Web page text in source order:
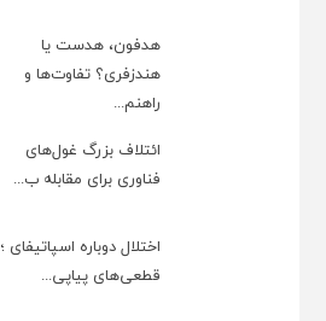
هدفون، هدست یا
هندزفری؟ تفاوت‌ها و
راهنم...
ائتلاف بزرگ غول‌های
فناوری برای مقابله ب...
اختلال دوباره اسپاتیفای ؛
قطعی‌های پیاپی...